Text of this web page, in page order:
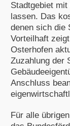
Stadtgebiet
lassen. Das
denen sich die
Vorteilhaft
Osterhofen
Zuzahlung der
Anschluss
Für alle